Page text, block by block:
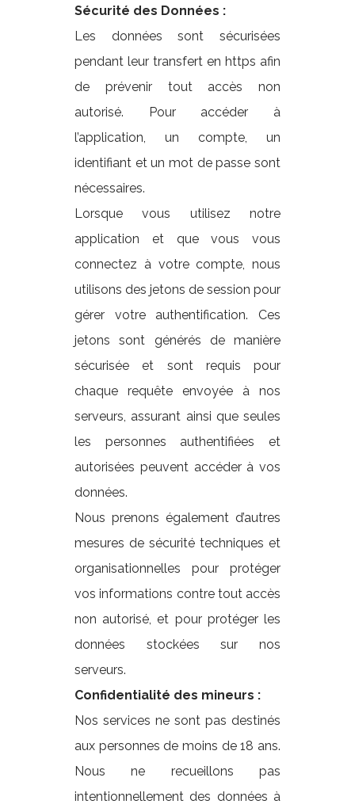
Sécurité des Données :
Les données sont sécurisées
pendant leur transfert en https afin
de prévenir tout accès non
autorisé. Pour accéder à
l’application, un compte, un
identifiant et un mot de passe sont
nécessaires.
Lorsque vous utilisez notre
application et que vous vous
connectez à votre compte, nous
utilisons des jetons de session pour
gérer votre authentification. Ces
jetons sont générés de manière
sécurisée et sont requis pour
chaque requête envoyée à nos
serveurs, assurant ainsi que seules
les personnes authentifiées et
autorisées peuvent accéder à vos
données.
Nous prenons également d’autres
mesures de sécurité techniques et
organisationnelles pour protéger
vos informations contre tout accès
non autorisé, et pour protéger les
données stockées sur nos
serveurs.
Confidentialité des mineurs :
Nos services ne sont pas destinés
aux personnes de moins de 18 ans.
Nous ne recueillons pas
intentionnellement des données à